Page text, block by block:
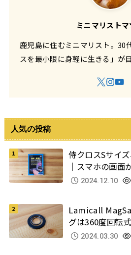
ミニマリストマ
鹿児島に住むミニマリスト。30
スを最小限に身軽に生きる」が目
人気の投稿
侍クロスSサイ
｜スマホの画面
2024.12.10
Lamicall
グは360度回転
2024.03.30